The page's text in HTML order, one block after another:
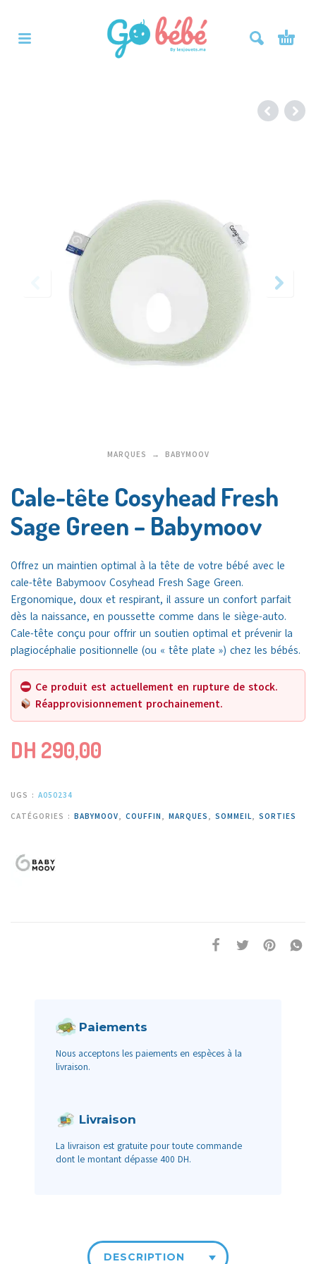
MARQUES BABYMOOV
Cale-tête Cosyhead Fresh
Sage Green – Babymoov
Offrez un maintien optimal à la tête de votre bébé avec le
cale-tête Babymoov Cosyhead Fresh Sage Green.
Ergonomique, doux et respirant, il assure un confort parfait
dès la naissance, en poussette comme dans le siège-auto.
Cale-tête conçu pour offrir un soutien optimal et prévenir la
plagiocéphalie positionnelle (ou « tête plate ») chez les bébés.
Ce produit est actuellement en rupture de stock.
Réapprovisionnement prochainement.
DH 290,00
UGS : A050234
CATÉGORIES : BABYMOOV, COUFFIN , MARQUES , SOMMEIL, SORTIES
Paiements
Nous acceptons les paiements en espèces à la
livraison.
Livraison
La livraison est gratuite pour toute commande
dont le montant dépasse 400 DH.
DESCRIPTION